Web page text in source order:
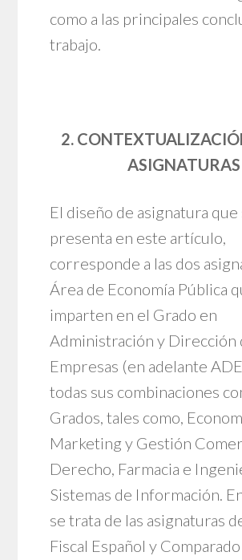
como a las principales
trabajo.
2.
ASIGNATURAS
El diseño de asignatura que
presenta en este artículo,
corresponde a las dos
Área de Economía Pública
imparten en el Grado en
Administración y Dirección
Empresas (en adelante
todas sus combinaciones
Grados, tales como,
Marketing y Gestión
Derecho, Farmacia e
Sistemas de Información.
se trata de las asignaturas
Fiscal Español y Comparado